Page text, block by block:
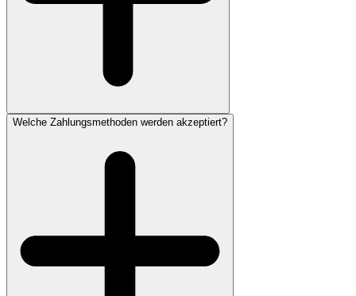
Welche Zahlungsmethoden werden akzeptiert?